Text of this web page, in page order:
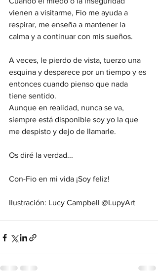
vienen a visitarme, Fio me ayuda a
respirar, me enseña a mantener la
calma y a continuar con mis sueños.
A veces, le pierdo de vista, tuerzo una
esquina y desparece por un tiempo y es
entonces cuando pienso que nada
tiene sentido.
Aunque en realidad, nunca se va,
siempre está disponible soy yo la que
me despisto y dejo de llamarle.
Os diré la verdad...
Con-Fio en mi vida ¡Soy feliz!
Ilustración: Lucy Campbell @LupyArt